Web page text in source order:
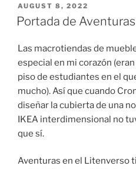
Ignotus
POSTED
ON
AUGUST 8, 2022
Portada de
Las macrotiendas de
especial en mi corazón
piso de estudiantes en el
mucho). Así que cuando
diseñar la cubierta de una
IKEA interdimensional no
que sí.
Aventuras en el Litenverso